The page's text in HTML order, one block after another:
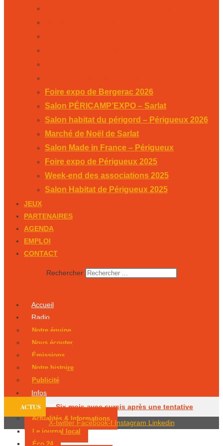
Foire expo de Bergerac 2026
Salon PÉRICAMP’EXPO – Sarlat
Salon habitat du périgord – Périgueux 2026
Marché de Noël de Sarlat
Salon Made in France – Périgueux
Foire expo de Périgueux 2025
Week-end des associations 2025
Salon Habitat de Périgueux 2025
JEUX
PARTENAIRES
AGENDA
EMPLOI
CONTACT
Rechercher
Accueil
Radio
Notre équipe
Nous écouter
Émissions
Notre histoire
Publicité
Infos
Podcasts
Actualités & Informations
Le journal local
Éco 24
ACTUS Six mois avec sursis après une tentative
d’incendie Un Périgourdin en lice aux
X-twitter Facebook-f Instagram Linkedin